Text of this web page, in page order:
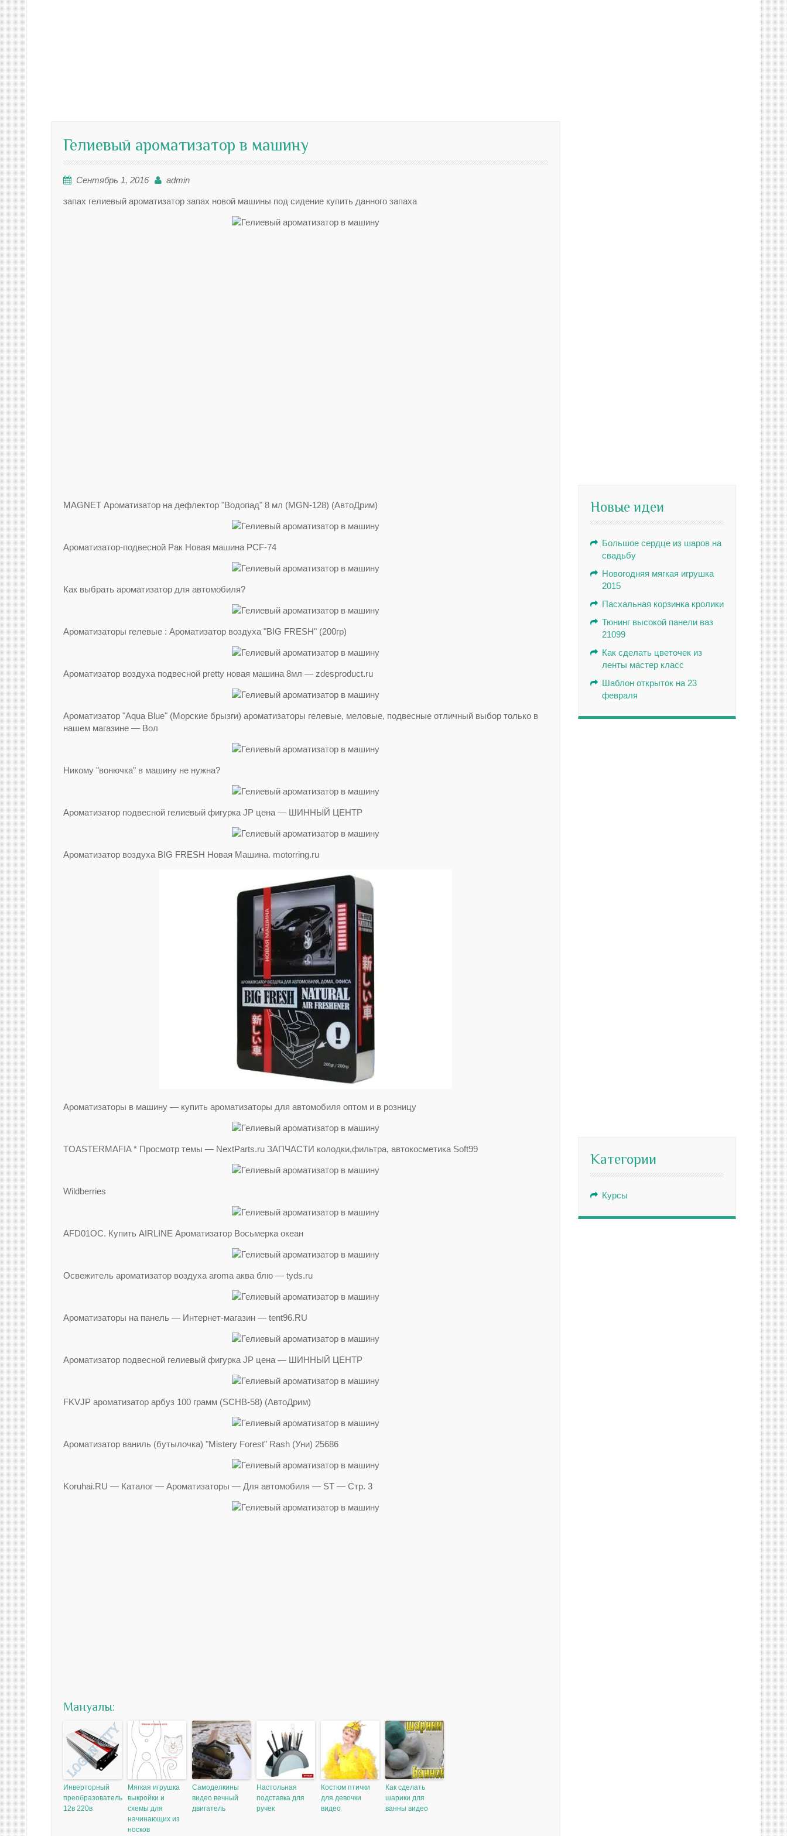
Гелиевый ароматизатор в машину
Сентябрь 1, 2016 admin
запах гелиевый ароматизатор запах новой машины под сидение купить данного запаха
MAGNET Ароматизатор на дефлектор "Водопад" 8 мл (MGN-128) (АвтоДрим)
Ароматизатор-подвесной Рак Новая машина PCF-74
Как выбрать ароматизатор для автомобиля?
Ароматизаторы гелевые : Ароматизатор воздуха "BIG FRESH" (200гр)
Ароматизатор воздуха подвесной pretty новая машина 8мл — zdesproduct.ru
Ароматизатор "Aqua Blue" (Морские брызги) ароматизаторы гелевые, меловые, подвесные отличный выбор только в
нашем магазине — Вол
Никому "вонючка" в машину не нужна?
Ароматизатор подвесной гелиевый фигурка JP цена — ШИННЫЙ ЦЕНТР
Ароматизатор воздуха BIG FRESH Новая Машина. motorring.ru
Ароматизаторы в машину — купить ароматизаторы для автомобиля оптом и в розницу
TOASTERMAFIA * Просмотр темы — NextParts.ru ЗАПЧАСТИ колодки,фильтра, автокоcметика Soft99
Wildberries
AFD01OC. Купить AIRLINE Ароматизатор Восьмерка океан
Освежитель ароматизатор воздуха aroma аква блю — tyds.ru
Ароматизаторы на панель — Интернет-магазин — tent96.RU
Ароматизатор подвесной гелиевый фигурка JP цена — ШИННЫЙ ЦЕНТР
FKVJP ароматизатор арбуз 100 грамм (SCHB-58) (АвтоДрим)
Ароматизатор ваниль (бутылочка) "Mistery Forest" Rash (Уни) 25686
Koruhai.RU — Каталог — Ароматизаторы — Для автомобиля — ST — Стр. 3
Мануалы:
Инверторный
преобразователь
12в 220в
Мягкая игрушка
выкройки и
схемы для
начинающих из
носков
Самоделкины
видео вечный
двигатель
Настольная
подставка для
ручек
Костюм птички
для девочки
видео
Как сделать
шарики для
ванны видео
Новые идеи
Большое сердце из шаров на
свадьбу
Новогодняя мягкая игрушка
2015
Пасхальная корзинка кролики
Тюнинг высокой панели ваз
21099
Как сделать цветочек из
ленты мастер класс
Шаблон открыток на 23
февраля
Категории
Курсы